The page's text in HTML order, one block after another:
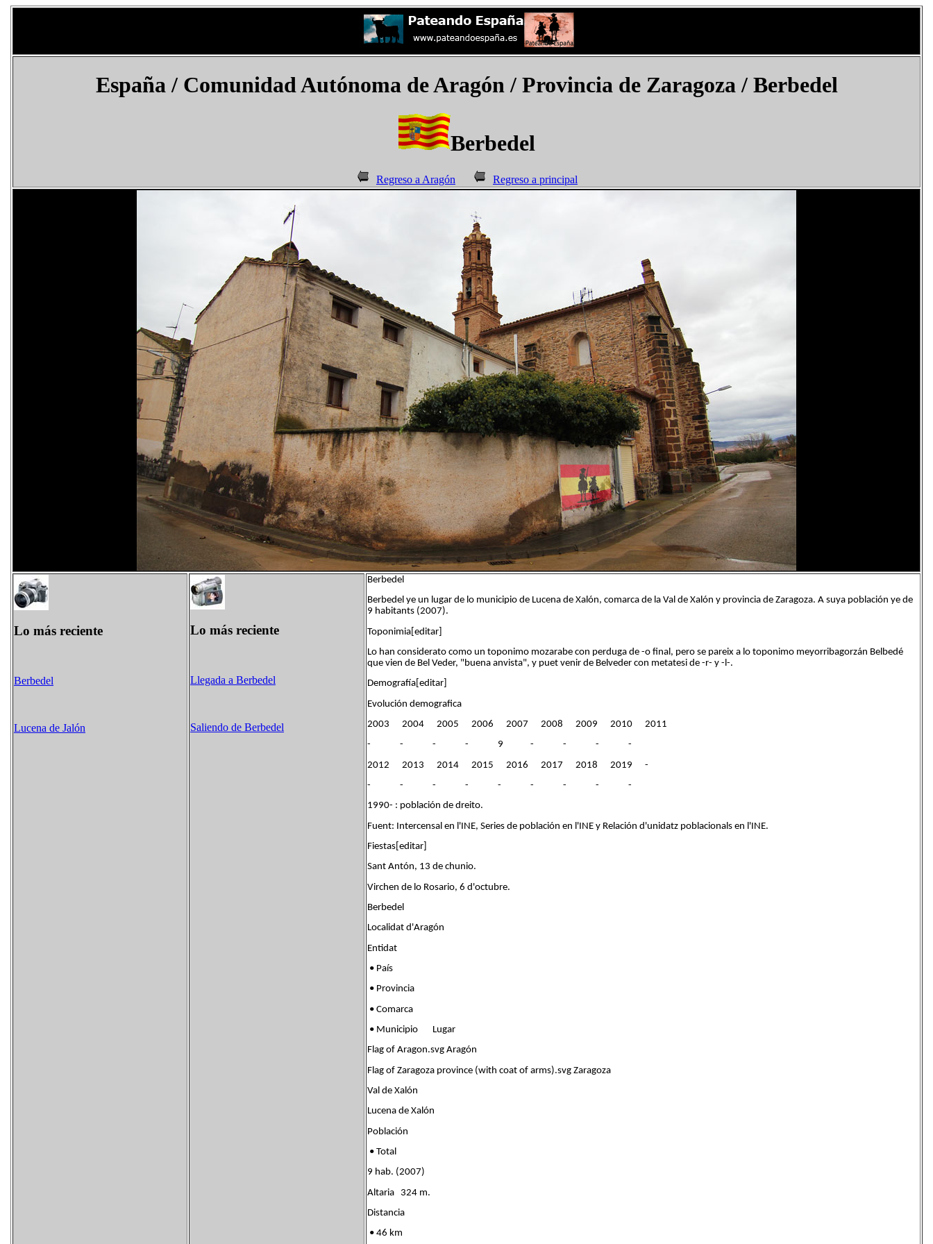
España / Comunidad Autónoma de Aragón / Provincia de Zaragoza / Berbedel
Berbedel
Regreso a Aragón Regreso a principal
Lo más reciente
Berbedel
Lucena de Jalón
Lo más reciente
Llegada a Berbedel
Saliendo de Berbedel
Berbedel
Berbedel ye un lugar de lo municipio de Lucena de Xalón, comarca de la Val de Xalón y provincia de Zaragoza. A suya población ye de
9 habitants (2007).
Toponimia[editar]
Lo han considerato como un toponimo mozarabe con perduga de -o final, pero se pareix a lo toponimo meyorribagorzán Belbedé
que vien de Bel Veder, "buena anvista", y puet venir de Belveder con metatesi de -r- y -l-.
Demografía[editar]
Evolución demografica
2003 2004 2005 2006 2007 2008 2009 2010 2011
- - - - 9 - - - -
2012 2013 2014 2015 2016 2017 2018 2019 -
- - - - - - - - -
1990- : población de dreito.
Fuent: Intercensal en l'INE, Series de población en l'INE y Relación d'unidatz poblacionals en l'INE.
Fiestas[editar]
Sant Antón, 13 de chunio.
Virchen de lo Rosario, 6 d'octubre.
Berbedel
Localidat d'Aragón
Entidat
• País
• Provincia
• Comarca
• Municipio Lugar
Flag of Aragon.svg Aragón
Flag of Zaragoza province (with coat of arms).svg Zaragoza
Val de Xalón
Lucena de Xalón
Población
• Total
9 hab. (2007)
Altaria 324 m.
Distancia
• 46 km